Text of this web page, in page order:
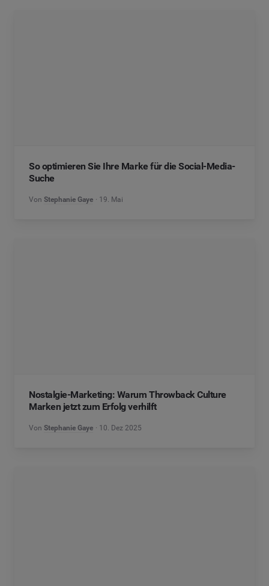
So optimieren Sie Ihre Marke für die Social-Media-
Suche
Von Stephanie Gaye 19. Mai
Nostalgie-Marketing: Warum Throwback Culture
Marken jetzt zum Erfolg verhilft
Von Stephanie Gaye 10. Dez 2025